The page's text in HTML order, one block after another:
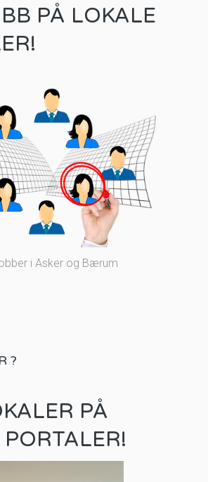
PÅ LOKALE
i Asker og Bærum
?
PÅ